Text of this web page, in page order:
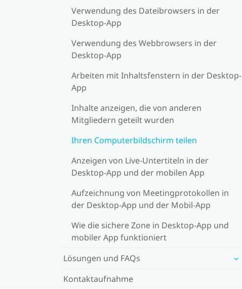
Verwendung des Dateibrowsers in der
Desktop-App
Verwendung des Webbrowsers in der
Desktop-App
Arbeiten mit Inhaltsfenstern in der Desktop-
App
Inhalte anzeigen, die von anderen
Mitgliedern geteilt wurden
Ihren Computerbildschirm teilen
Anzeigen von Live-Untertiteln in der
Desktop-App und der mobilen App
Aufzeichnung von Meetingprotokollen in
der Desktop-App und der Mobil-App
Wie die sichere Zone in Desktop-App und
mobiler App funktioniert
Lösungen und FAQs
Kontaktaufnahme